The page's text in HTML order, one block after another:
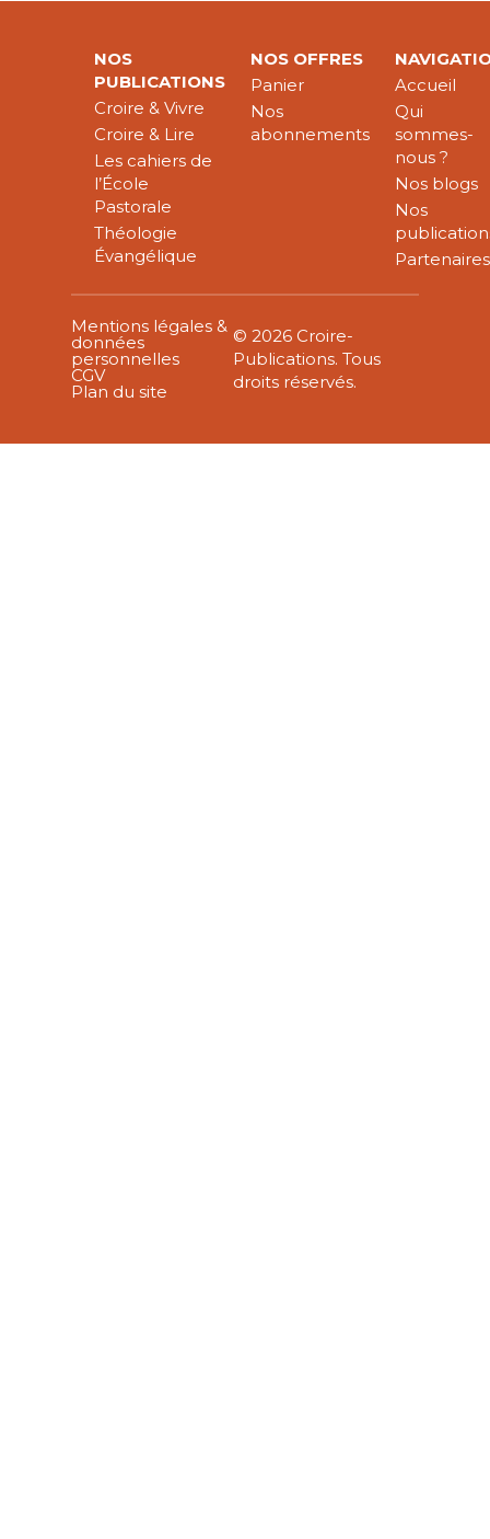
NOS
PUBLICATIONS
Croire & Vivre
Croire & Lire
Les cahiers de
l’École
Pastorale
Théologie
Évangélique
NOS OFFRES
Panier
Nos
abonnements
Accueil
Qui
sommes-
nous ?
Nos blogs
Nos
Partenaires
Mentions légales &
données
personnelles
CGV
Plan du site
© 2026 Croire-
Publications. Tous
droits réservés.